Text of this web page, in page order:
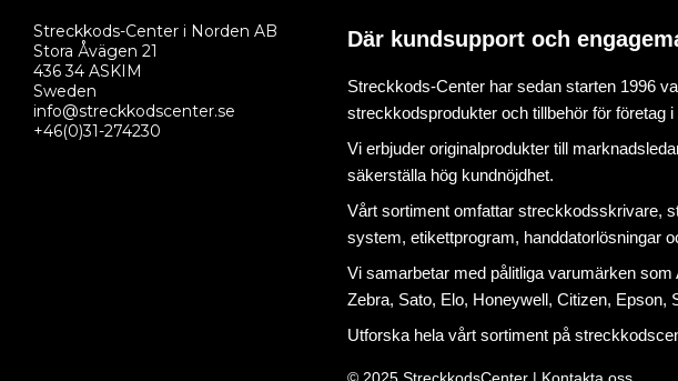
Streckkods-Center i Norden AB
Stora Åvägen 21
436 34 ASKIM
Sweden
info@streckkodscenter.se
+46(0)31-274230
Där kundsupport och
Streckkods-Center har sedan starten 1996
streckkodsprodukter och tillbehör för företag i
Vi erbjuder originalprodukter till
säkerställa hög kundnöjdhet.
Vårt sortiment omfattar streckkodsskrivare,
system, etikettprogram, handdatorlösningar
Vi samarbetar med pålitliga varumärken
Zebra, Sato, Elo, Honeywell, Citizen, Epson,
Utforska hela vårt sortiment på